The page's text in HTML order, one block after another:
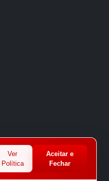
Ver
Política
Aceitar e
Fechar